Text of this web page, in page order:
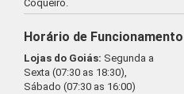
Coqueiro.
Horário de Funcionamento
Lojas do Goiás: Segunda a
Sexta (07:30 as 18:30),
Sábado (07:30 as 16:00)